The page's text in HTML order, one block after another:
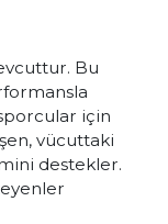
Bu
için
vücuttaki
destekler.